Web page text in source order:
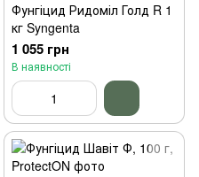
Фунгіцид Ридоміл Голд R 1
кг Syngenta
1 055 грн
В наявності